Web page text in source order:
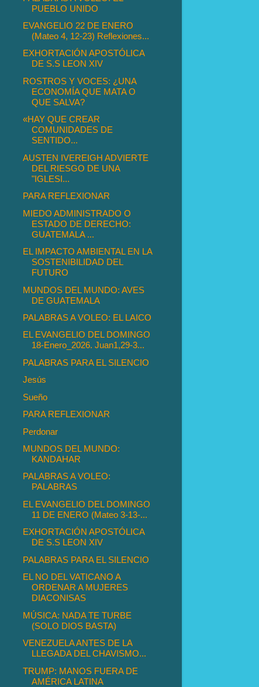
PUEBLO UNIDO
EVANGELIO 22 DE ENERO
(Mateo 4, 12-23) Reflexiones...
EXHORTACIÓN APOSTÓLICA
DE S.S LEON XIV
ROSTROS Y VOCES: ¿UNA
ECONOMÍA QUE MATA O
QUE SALVA?
«HAY QUE CREAR
COMUNIDADES DE
SENTIDO...
AUSTEN IVEREIGH ADVIERTE
DEL RIESGO DE UNA
"IGLESI...
PARA REFLEXIONAR
MIEDO ADMINISTRADO O
ESTADO DE DERECHO:
GUATEMALA ...
EL IMPACTO AMBIENTAL EN LA
SOSTENIBILIDAD DEL
FUTURO
MUNDOS DEL MUNDO: AVES
DE GUATEMALA
PALABRAS A VOLEO: EL LAICO
EL EVANGELIO DEL DOMINGO
18-Enero_2026. Juan1,29-3...
PALABRAS PARA EL SILENCIO
Jesús
Sueño
PARA REFLEXIONAR
Perdonar
MUNDOS DEL MUNDO:
KANDAHAR
PALABRAS A VOLEO:
PALABRAS
EL EVANGELIO DEL DOMINGO
11 DE ENERO (Mateo 3-13-...
EXHORTACIÓN APOSTÓLICA
DE S.S LEON XIV
PALABRAS PARA EL SILENCIO
EL NO DEL VATICANO A
ORDENAR A MUJERES
DIACONISAS
MÚSICA: NADA TE TURBE
(SOLO DIOS BASTA)
VENEZUELA ANTES DE LA
LLEGADA DEL CHAVISMO...
TRUMP: MANOS FUERA DE
AMÉRICA LATINA